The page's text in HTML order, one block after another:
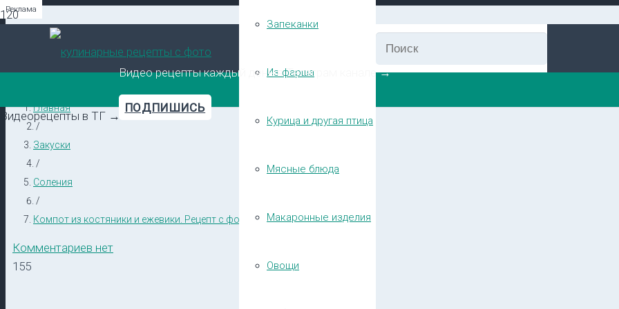
Запеканки
Из фарша
Курица и другая птица
Мясные блюда
Макаронные изделия
Овощи
Видео рецепты каждый день в Телеграм канале →
ПОДПИШИСЬ
Видеорецепты в ТГ →
Главная
/
Закуски
/
Соления
/
Компот из костяники и ежевики. Рецепт с фото
Комментариев нет
155
Реклама
Реклама
Реклама